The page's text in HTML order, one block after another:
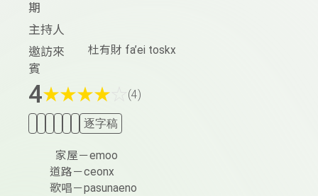
期
主持人
邀訪來
賓
杜有財 fa’ei toskx
4★★★★ (4)
逐字稿
家屋－emoo
道路－ceonx
歌唱－pasunaeno